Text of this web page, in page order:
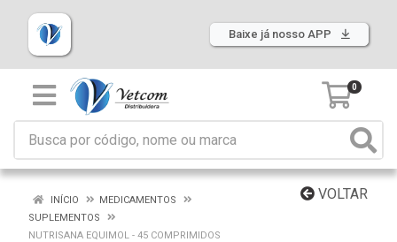
Baixe já nosso APP
0
VOLTAR
INÍCIO
MEDICAMENTOS
SUPLEMENTOS
NUTRISANA EQUIMOL - 45 COMPRIMIDOS